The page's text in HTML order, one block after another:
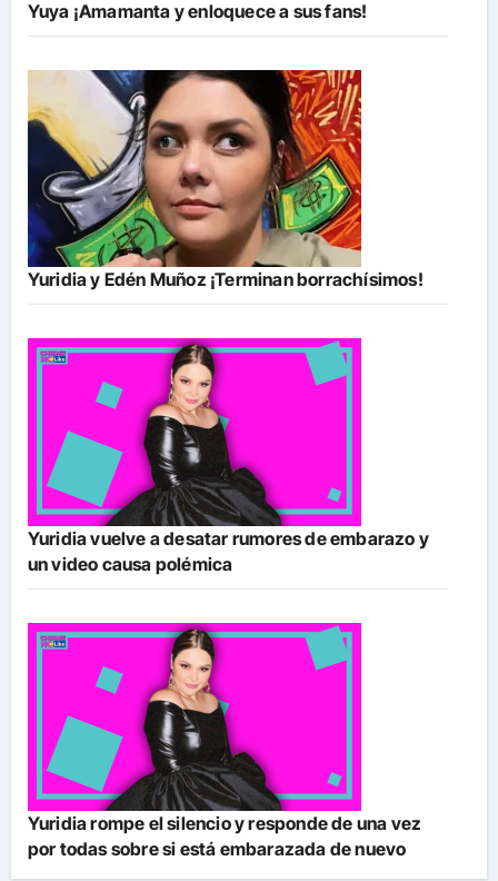
Yuya ¡Amamanta y enloquece a sus fans!
Yuridia y Edén Muñoz ¡Terminan borrachísimos!
Yuridia vuelve a desatar rumores de embarazo y
un video causa polémica
Yuridia rompe el silencio y responde de una vez
por todas sobre si está embarazada de nuevo